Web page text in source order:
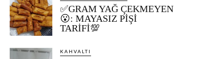
✅GRAM YAĞ ÇEKMEYEN
😮: MAYASIZ PİŞİ
TARİFİ💯
KAHVALTI